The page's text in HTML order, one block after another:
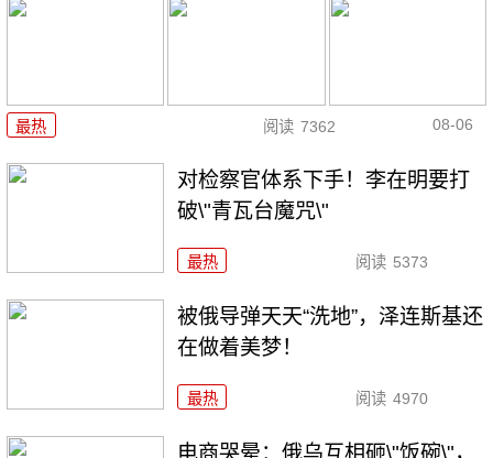
最热 阅读 7362 08-06
对检察官体系下手！李在明要打
破\"青瓦台魔咒\"
最热 阅读 5373
被俄导弹天天“洗地”，泽连斯基还
在做着美梦！
最热 阅读 4970
电商哭晕：俄乌互相砸\"饭碗\"，